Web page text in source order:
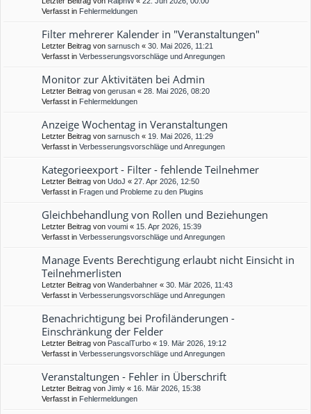
Verfasst in Fehlermeldungen
Filter mehrerer Kalender in "Veranstaltungen"
Letzter Beitrag von sarnusch « 30. Mai 2026, 11:21
Verfasst in Verbesserungsvorschläge und Anregungen
Monitor zur Aktivitäten bei Admin
Letzter Beitrag von gerusan « 28. Mai 2026, 08:20
Verfasst in Fehlermeldungen
Anzeige Wochentag in Veranstaltungen
Letzter Beitrag von sarnusch « 19. Mai 2026, 11:29
Verfasst in Verbesserungsvorschläge und Anregungen
Kategorieexport - Filter - fehlende Teilnehmer
Letzter Beitrag von UdoJ « 27. Apr 2026, 12:50
Verfasst in Fragen und Probleme zu den Plugins
Gleichbehandlung von Rollen und Beziehungen
Letzter Beitrag von voumi « 15. Apr 2026, 15:39
Verfasst in Verbesserungsvorschläge und Anregungen
Manage Events Berechtigung erlaubt nicht Einsicht in
Teilnehmerlisten
Letzter Beitrag von Wanderbahner « 30. Mär 2026, 11:43
Verfasst in Verbesserungsvorschläge und Anregungen
Benachrichtigung bei Profiländerungen -
Einschränkung der Felder
Letzter Beitrag von PascalTurbo « 19. Mär 2026, 19:12
Verfasst in Verbesserungsvorschläge und Anregungen
Veranstaltungen - Fehler in Überschrift
Letzter Beitrag von Jimly « 16. Mär 2026, 15:38
Verfasst in Fehlermeldungen